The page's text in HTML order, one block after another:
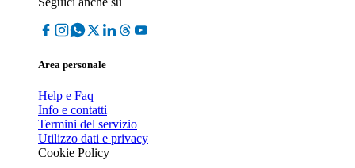
Area personale
Help e Faq
Info e contatti
Termini del servizio
Utilizzo dati e privacy
Cookie Policy